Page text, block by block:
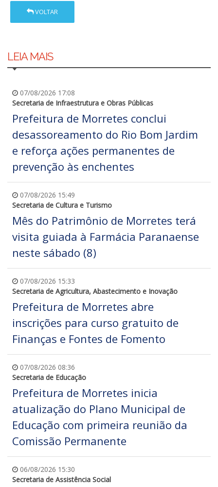
VOLTAR
LEIA MAIS
07/08/2026 17:08
Secretaria de Infraestrutura e Obras Públicas
Prefeitura de Morretes conclui
desassoreamento do Rio Bom Jardim
e reforça ações permanentes de
prevenção às enchentes
07/08/2026 15:49
Secretaria de Cultura e Turismo
Mês do Patrimônio de Morretes terá
visita guiada à Farmácia Paranaense
neste sábado (8)
07/08/2026 15:33
Secretaria de Agricultura, Abastecimento e Inovação
Prefeitura de Morretes abre
inscrições para curso gratuito de
Finanças e Fontes de Fomento
07/08/2026 08:36
Secretaria de Educação
Prefeitura de Morretes inicia
atualização do Plano Municipal de
Educação com primeira reunião da
Comissão Permanente
06/08/2026 15:30
Secretaria de Assistência Social